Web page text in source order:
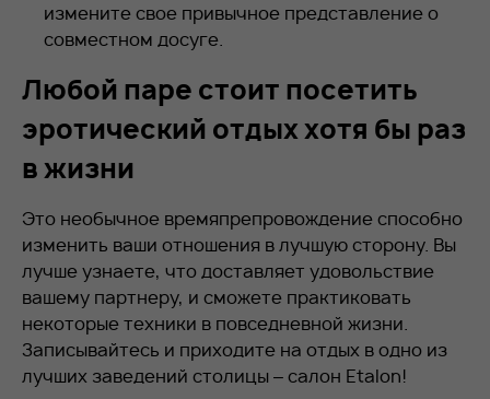
измените свое привычное представление о
совместном досуге.
Любой паре стоит посетить
эротический отдых хотя бы раз
в жизни
Это необычное времяпрепровождение способно
изменить ваши отношения в лучшую сторону. Вы
лучше узнаете, что доставляет удовольствие
вашему партнеру, и сможете практиковать
некоторые техники в повседневной жизни.
Записывайтесь и приходите на отдых в одно из
лучших заведений столицы – салон Etalon!